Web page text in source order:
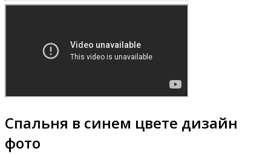
Спальня в синем цвете дизайн
фото